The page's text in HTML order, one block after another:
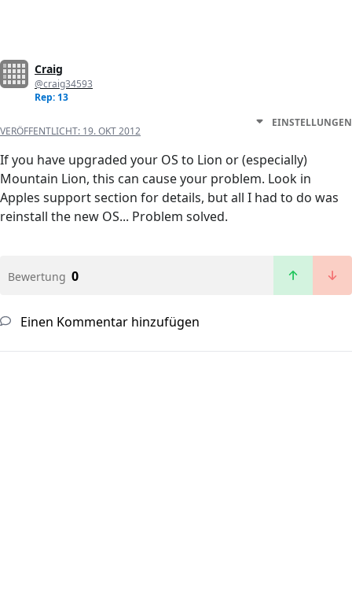
Craig
@craig34593
Rep: 13
VERÖFFENTLICHT: 19. OKT 2012
EINSTELLUNGEN
If you have upgraded your OS to Lion or (especially)
Mountain Lion, this can cause your problem. Look in
Apples support section for details, but all I had to do was
reinstall the new OS... Problem solved.
Bewertung 0
Einen Kommentar hinzufügen